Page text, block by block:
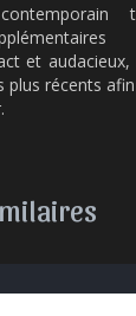
et
plus récents